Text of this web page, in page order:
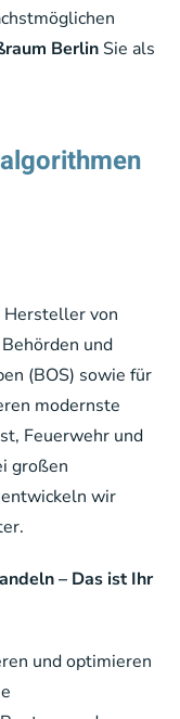
Berlin Sie als
Hersteller von
und
(BOS) sowie für
modernste
Feuerwehr und
großen
wir
– Das ist Ihr
und optimieren